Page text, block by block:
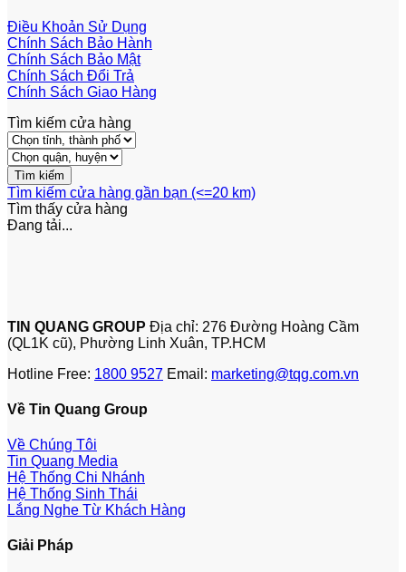
Điều Khoản Sử Dụng
Chính Sách Bảo Hành
Chính Sách Bảo Mật
Chính Sách Đổi Trả
Chính Sách Giao Hàng
Tìm kiếm cửa hàng
Tìm kiếm cửa hàng gần bạn (<=20 km)
Tìm thấy cửa hàng
Đang tải...
TIN QUANG GROUP Địa chỉ: 276 Đường Hoàng Cầm
(QL1K cũ), Phường Linh Xuân, TP.HCM
Hotline Free: 1800 9527 Email: marketing@tqg.com.vn
Về Tin Quang Group
Về Chúng Tôi
Tin Quang Media
Hệ Thống Chi Nhánh
Hệ Thống Sinh Thái
Lắng Nghe Từ Khách Hàng
Giải Pháp